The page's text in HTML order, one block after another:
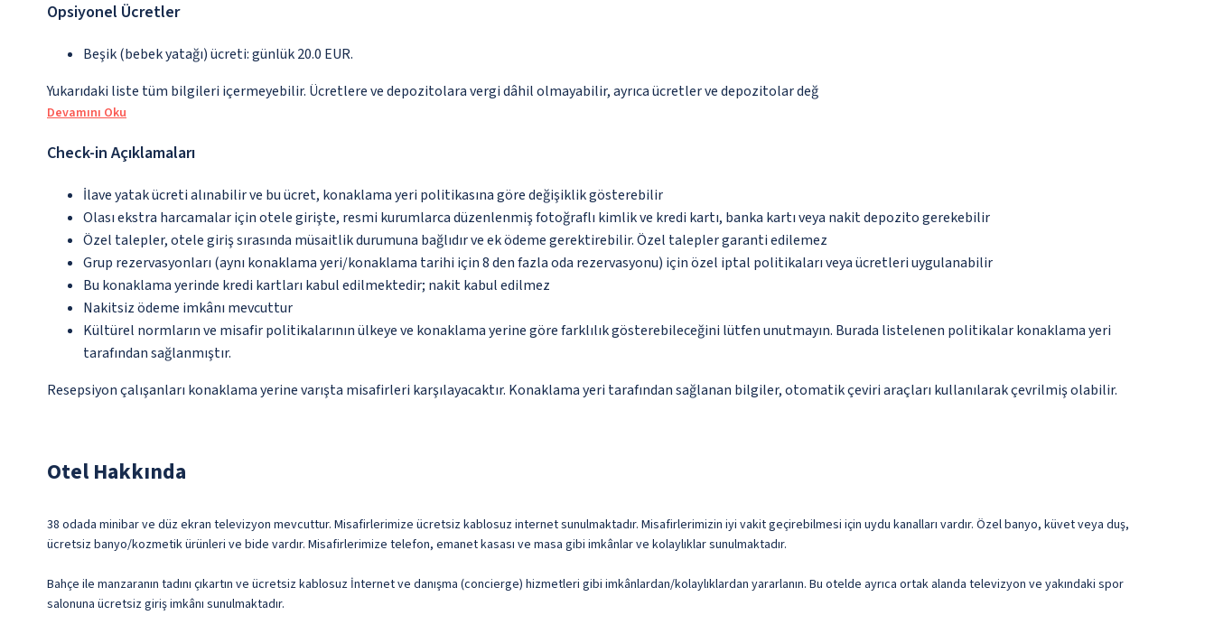
Opsiyonel Ücretler
Beşik (bebek yatağı) ücreti: günlük 20.0 EUR.
Yukarıdaki liste tüm bilgileri içermeyebilir. Ücretlere ve depozitolara vergi dâhil olmayabilir, ayrıca ücretler ve depozitolar değ
Devamını Oku
Check-in Açıklamaları
İlave yatak ücreti alınabilir ve bu ücret, konaklama yeri politikasına göre değişiklik gösterebilir
Olası ekstra harcamalar için otele girişte, resmi kurumlarca düzenlenmiş fotoğraflı kimlik ve kredi kartı, banka kartı veya nakit depozito gerekebilir
Özel talepler, otele giriş sırasında müsaitlik durumuna bağlıdır ve ek ödeme gerektirebilir. Özel talepler garanti edilemez
Grup rezervasyonları (aynı konaklama yeri/konaklama tarihi için 8 den fazla oda rezervasyonu) için özel iptal politikaları veya ücretleri uygulanabilir
Bu konaklama yerinde kredi kartları kabul edilmektedir; nakit kabul edilmez
Nakitsiz ödeme imkânı mevcuttur
Kültürel normların ve misafir politikalarının ülkeye ve konaklama yerine göre farklılık gösterebileceğini lütfen unutmayın. Burada listelenen politikalar konaklama yeri
tarafından sağlanmıştır.
Resepsiyon çalışanları konaklama yerine varışta misafirleri karşılayacaktır. Konaklama yeri tarafından sağlanan bilgiler, otomatik çeviri araçları kullanılarak çevrilmiş olabilir.
Otel Hakkında
38 odada minibar ve düz ekran televizyon mevcuttur. Misafirlerimize ücretsiz kablosuz internet sunulmaktadır. Misafirlerimizin iyi vakit geçirebilmesi için uydu kanalları vardır. Özel banyo, küvet veya duş,
ücretsiz banyo/kozmetik ürünleri ve bide vardır. Misafirlerimize telefon, emanet kasası ve masa gibi imkânlar ve kolaylıklar sunulmaktadır.
Bahçe ile manzaranın tadını çıkartın ve ücretsiz kablosuz İnternet ve danışma (concierge) hizmetleri gibi imkânlardan/kolaylıklardan yararlanın. Bu otelde ayrıca ortak alanda televizyon ve yakındaki spor
salonuna ücretsiz giriş imkânı sunulmaktadır.